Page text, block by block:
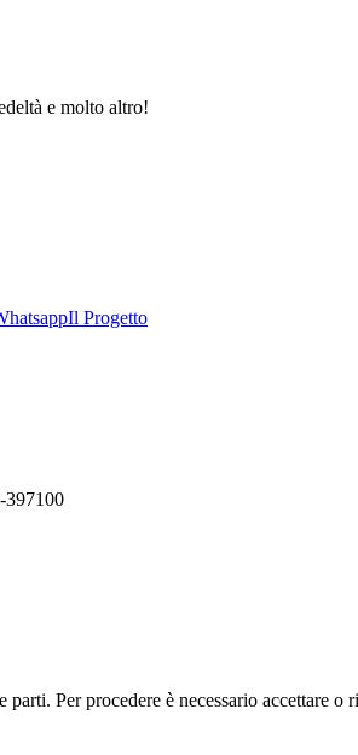
e molto altro!
Il Progetto
Per procedere è necessario accettare